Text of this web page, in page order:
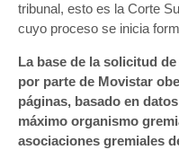
tribunal, esto es la Corte
cuyo proceso se inicia
La base de la solicitud
por parte de Movistar
páginas, basado en
máximo organismo
asociaciones gremiales